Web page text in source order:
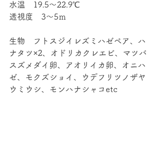
水温　19.5～22.9℃
透視度　3～5ｍ
生物　フトスジイレズミハゼペア、ハ
ナタツ×2、オドリカクレエビ、マツバ
スズメダイ卵、アオリイカ卵、オニハ
ゼ、モクズショイ、ウデフリツノザヤ
ウミウシ、モンハナシャコetc